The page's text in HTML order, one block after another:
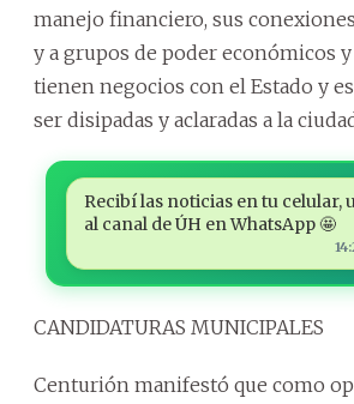
manejo financiero, sus
y a grupos de poder económicos
tienen negocios con el Estado y
ser disipadas y aclaradas a la
Recibí las noticias en tu celular,
al canal de ÚH en WhatsApp 🤩
CANDIDATURAS MUNICIPALES
Centurión manifestó que como